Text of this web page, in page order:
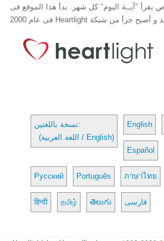
من 250,000 شخص يقرأ "آيــة اليوم" كل شهر. بدأ هذا الموقع فى
نسخة باللغتين:
(اللغة العربية / English)
English
Español
Русский Português ภาษาไทย
हिन्दी தமிழ் తెలుగు فارسی